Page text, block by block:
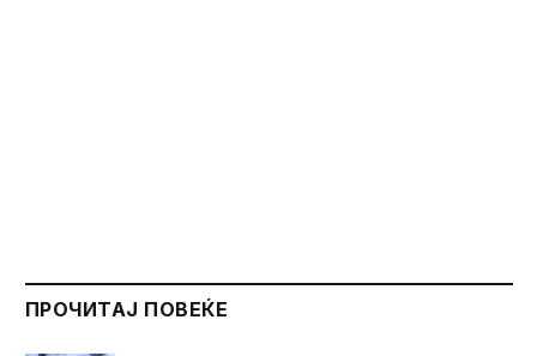
ПРОЧИТАЈ ПОВЕЌЕ